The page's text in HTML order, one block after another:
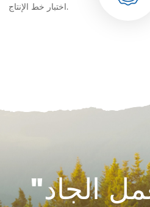
اختبار خط الإنتاج.
الجاد"